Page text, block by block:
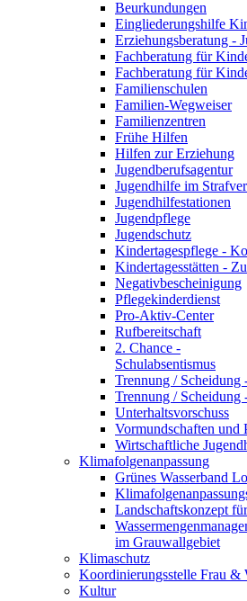
Beurkundungen
Eingliederungshilfe
Erziehungsberatung -
Fachberatung für
Fachberatung für
Familienschulen
Familien-Wegweiser
Familienzentren
Frühe Hilfen
Hilfen zur Erziehung
Jugendberufsagentur
Jugendhilfe im
Jugendhilfestationen
Jugendpflege
Jugendschutz
Kindertagespflege -
Kindertagesstätten -
Negativbescheinigung
Pflegekinderdienst
Pro-Aktiv-Center
Rufbereitschaft
2. Chance -
Schulabsentismus
Trennung / Scheidung
Trennung / Scheidung
Unterhaltsvorschuss
Vormundschaften und
Wirtschaftliche
Klimafolgenanpassung
Grünes Wasserband
Landschaftskonzept
im Grauwallgebiet
Klimaschutz
Koordinierungsstelle Frau &
Kultur